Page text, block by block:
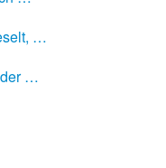
…
der …